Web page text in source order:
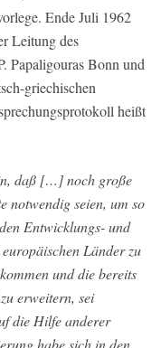
Ende Juli 1962
Leitung des
Papaligouras Bonn und
griechischen
heißt
daß […] noch große
notwendig seien, um so
Entwicklungs- und
Länder zu
und die bereits
erweitern, sei
die Hilfe anderer